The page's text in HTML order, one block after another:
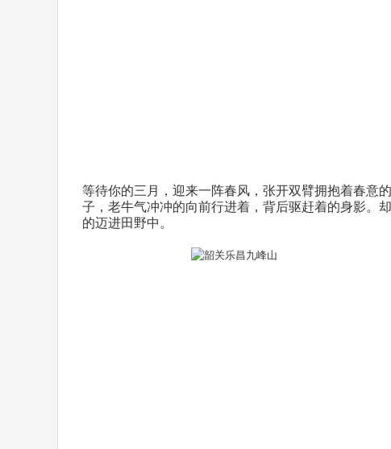
等待你的三月，迎来一阵春风，张开双臂拥抱着春意
子，老牛气冲冲的向前行进着，背后驱赶着的身影。
的迈进田野中。